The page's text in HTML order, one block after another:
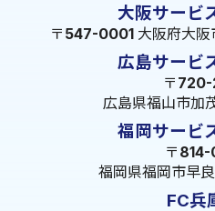
大阪サービ
〒547-0001 大阪府大
広島サービ
〒720-
広島県福山市加
福岡サービ
〒814-
福岡県福岡市早
FC兵